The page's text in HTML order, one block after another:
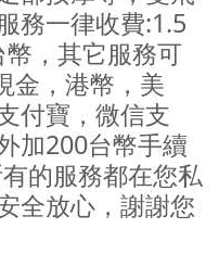
務一律收費:1.5
，其它服務可
金，港幣，美
付寶，微信支
加200台幣手續
的服務都在您私
全放心，謝謝您